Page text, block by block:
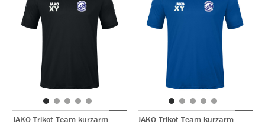
JAKO Trikot Team kurzarm
JAKO Trikot Team kurzarm